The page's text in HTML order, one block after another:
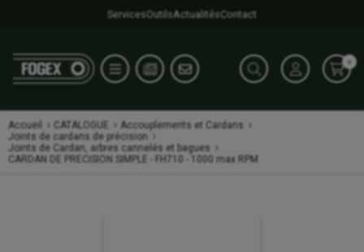
ServicesOutilsActualitésContact
0
Accueil CATALOGUE
Accouplements et Cardans
Joints de cardans de précision
Joints de Cardan, arbres cannelés et bagues
CARDAN DE PRECISION SIMPLE - FH710 - 1000 max RPM